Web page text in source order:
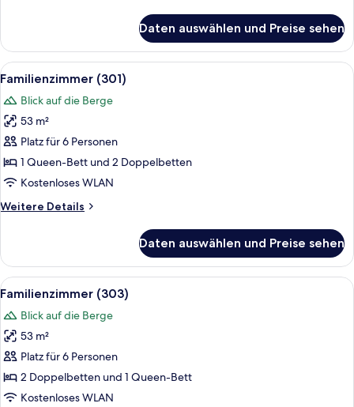
(202)
Daten auswählen und Preise sehen
Alle
Fotos
für
Familienzimmer
(301)
anzeigen
Ein modernes Wohnzimmer mit
9
Familienzimmer (301)
Blick auf die Berge
53 m²
Platz für 6 Personen
1 Queen-Bett und 2 Doppelbetten
Kostenloses WLAN
Weitere Details
Weitere
(301)
Daten auswählen und Preise sehen
Alle
Fotos
für
Familienzimmer
(303)
anzeigen
Ein raum in zartrosa gehalten mit
10
Familienzimmer (303)
Blick auf die Berge
53 m²
Platz für 6 Personen
2 Doppelbetten und 1 Queen-Bett
Kostenloses WLAN